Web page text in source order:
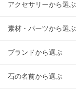
アクセサリーから選ぶ
素材・パーツから選ぶ
ブランドから選ぶ
石の名前から選ぶ